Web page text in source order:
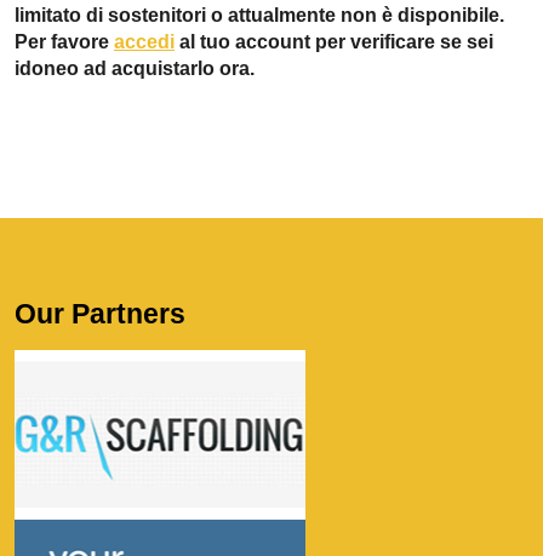
limitato di sostenitori o attualmente non è disponibile.
Per favore accedi al tuo account per verificare se sei
idoneo ad acquistarlo ora.
Our Partners